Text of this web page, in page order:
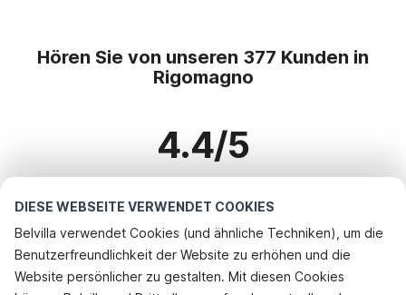
DIESE WEBSEITE VERWENDET COOKIES
Belvilla verwendet Cookies (und ähnliche Techniken), um die
Benutzerfreundlichkeit der Website zu erhöhen und die
Website persönlicher zu gestalten. Mit diesen Cookies
Hören Sie von unseren 377 Kunden in
Rigomagno
4.4/5
Beliebteste Reiseziele für Urlaub